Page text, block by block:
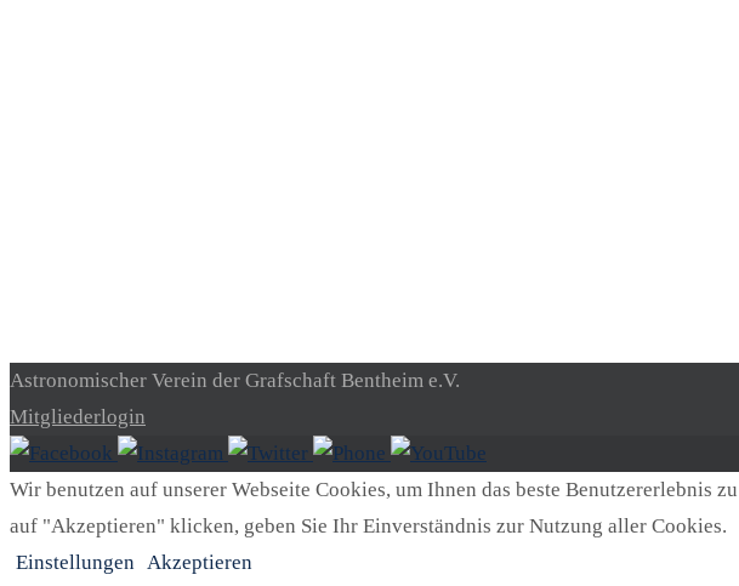
Astronomischer Verein der Grafschaft Bentheim e.V.
Mitgliederlogin
Wir benutzen auf unserer Webseite Cookies, um Ihnen das beste Benutzererlebnis
auf "Akzeptieren" klicken, geben Sie Ihr Einverständnis zur Nutzung aller Cookies.
Einstellungen Akzeptieren